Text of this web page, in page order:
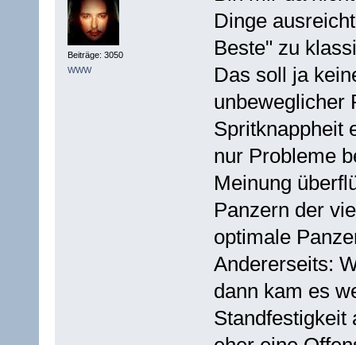
Beiträge: 3050
WWW
Dinge
Beste" zu
Das soll ja
unbeweglicher
Spritknappheit
nur Probleme
Meinung
Panzern der
optimale
Andererseits:
dann kam es
Standfestigkeit